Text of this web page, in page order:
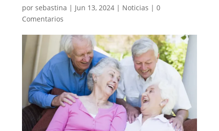
por sebastina | Jun 13, 2024| Noticias | 0
Comentarios